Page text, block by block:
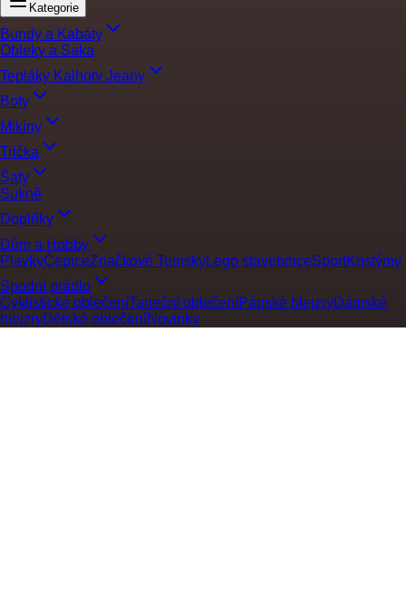
Kategorie
Bundy a Kabáty
Obleky a Saka
Tepláky Kalhoty Jeany
Boty
Mikiny
Trička
Šaty
Sukně
Doplňky
Dům a Hobby
PlavkyČepiceZnačkové TeniskyLego stavebniceSportKostýmy
Spodní prádlo
Cyklistické oblečeníTaneční oblečeníPánské blejzryDámské
blejzryDětské oblečeníNovinky